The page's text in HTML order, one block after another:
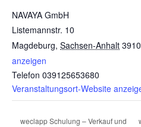
NAVAYA GmbH
Listemannstr. 10
Magdeburg, Sachsen-Anhalt
anzeigen
Telefon 039125653680
Veranstaltungsort-Website
weclapp Schulung – Verkauf und